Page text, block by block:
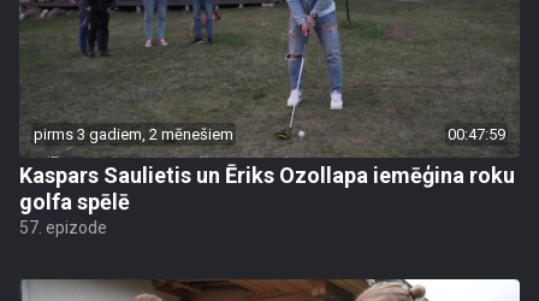
pirms 3 gadiem, 2 mēnešiem 00:47:59
Kaspars Saulietis un Ēriks Ozollapa iemēģina roku
golfa spēlē
57. epizode